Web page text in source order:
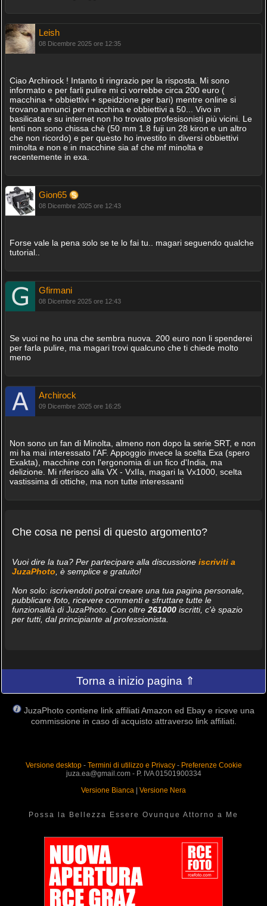
Leish
08 Dicembre 2025 ore 12:35
Ciao Archirock ! Intanto ti ringrazio per la risposta. Mi sono
informato e per farli pulire mi ci vorrebbe circa 200 euro (
macchina + obbiettivi + speidzione per bari) mentre online si
trovano annunci per macchina e obbiettivi a 50... Vivo in
basilicata e su internet non ho trovato profesisonisti più vicini. Le
lenti non sono chissa chè (50 mm 1.8 fuji un 28 kiron e un altro
che non ricordo) e per questo ho investito in diversi obbiettivi
minolta e non e in macchine sia af che mf minolta e
recentemente in exa.
Gion65
08 Dicembre 2025 ore 12:43
Forse vale la pena solo se te lo fai tu.. magari seguendo qualche
tutorial..
Gfirmani
08 Dicembre 2025 ore 12:43
Se vuoi ne ho una che sembra nuova. 200 euro non li spenderei
per farla pulire, ma magari trovi qualcuno che ti chiede molto
meno
Archirock
09 Dicembre 2025 ore 16:25
Non sono un fan di Minolta, almeno non dopo la serie SRT, e non
mi ha mai interessato l'AF. Appoggio invece la scelta Exa (spero
Exakta), macchine con l'ergonomia di un fico d'India, ma
delizione. Mi riferisco alla VX - VxIIa, magari la Vx1000, scelta
vastissima di ottiche, ma non tutte interessanti
Che cosa ne pensi di questo argomento?
Vuoi dire la tua? Per partecipare alla discussione iscriviti a
JuzaPhoto , è semplice e gratuito!
Non solo: iscrivendoti potrai creare una tua pagina personale,
pubblicare foto, ricevere commenti e sfruttare tutte le
funzionalità di JuzaPhoto. Con oltre 261000iscritti, c'è spazio
per tutti, dal principiante al professionista.
Torna a inizio pagina ⇑
JuzaPhoto contiene link affiliati Amazon ed Ebay e riceve una
commissione in caso di acquisto attraverso link affiliati.
Versione desktop- Termini di utilizzo e Privacy- Preferenze Cookie
juza.ea@gmail.com - P. IVA 01501900334
Versione Bianca | Versione Nera
Possa la Bellezza Essere Ovunque Attorno a Me